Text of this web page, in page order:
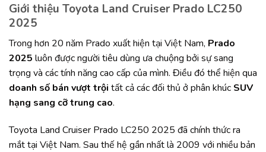
Giới thiệu Toyota Land Cruiser Prado LC250
2025
Trong hơn 20 năm Prado xuất hiện tại Việt Nam, Prado
2025 luôn được người tiêu dùng ưa chuộng bởi sự sang
trọng và các tính năng cao cấp của mình. Điều đó thể hiện qua
doanh số bán vượt trội tất cả các đối thủ ở phân khúc SUV
hạng sang cỡ trung cao.
Toyota Land Cruiser Prado LC250 2025 đã chính thức ra
mắt tại Việt Nam. Sau thế hệ gần nhất là 2009 với nhiều bản